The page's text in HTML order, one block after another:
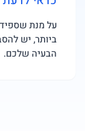
על מנת
ביותר, יש
הבעיה שלכם.